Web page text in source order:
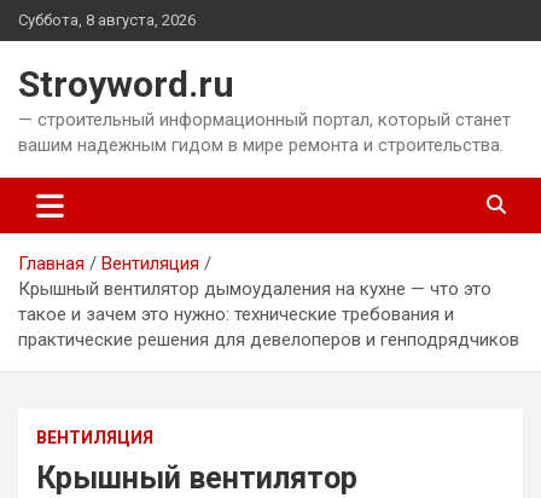
Перейти
к
Суббота, 8 августа, 2026
Stroyword.ru
— строительный информационный портал, который станет
вашим надежным гидом в мире ремонта и строительства.
Главная
Вентиляция
Крышный вентилятор дымоудаления на кухне — что это
такое и зачем это нужно: технические требования и
практические решения для девелоперов и генподрядчиков
ВЕНТИЛЯЦИЯ
Крышный вентилятор